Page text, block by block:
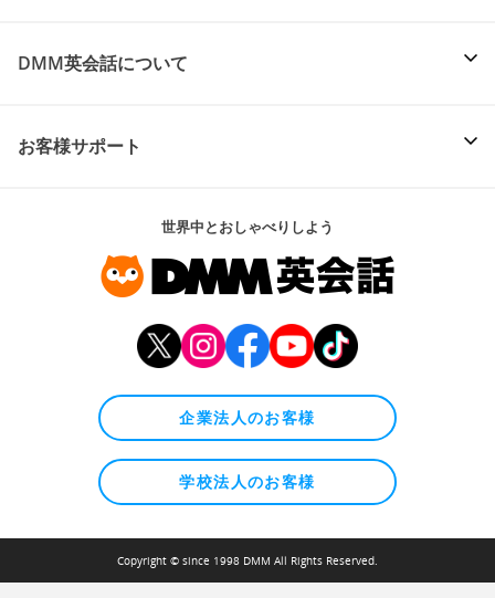
DMM英会話について
お客様サポート
世界中とおしゃべりしよう
企業法人のお客様
学校法人のお客様
Copyright © since 1998 DMM All Rights Reserved.